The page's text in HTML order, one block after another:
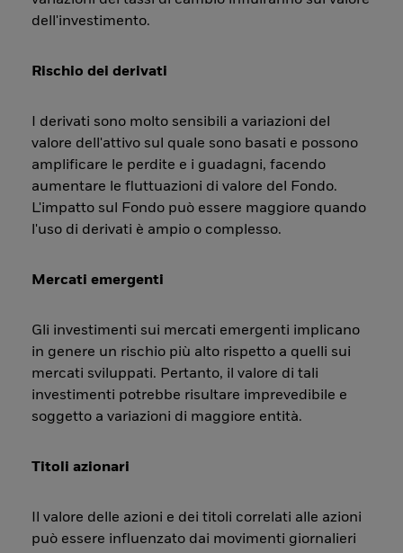
dell'investimento.
Rischio dei derivati
I derivati sono molto sensibili a variazioni del
valore dell'attivo sul quale sono basati e possono
amplificare le perdite e i guadagni, facendo
aumentare le fluttuazioni di valore del Fondo.
L'impatto sul Fondo può essere maggiore quando
l'uso di derivati è ampio o complesso.
Mercati emergenti
Gli investimenti sui mercati emergenti implicano
in genere un rischio più alto rispetto a quelli sui
mercati sviluppati. Pertanto, il valore di tali
investimenti potrebbe risultare imprevedibile e
soggetto a variazioni di maggiore entità.
Titoli azionari
Il valore delle azioni e dei titoli correlati alle azioni
può essere influenzato dai movimenti giornalieri